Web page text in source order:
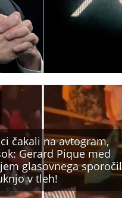
čakali na avtogram,
Gerard Pique med
glasovnega
v tleh!